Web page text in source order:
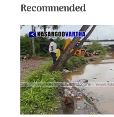
Recommended